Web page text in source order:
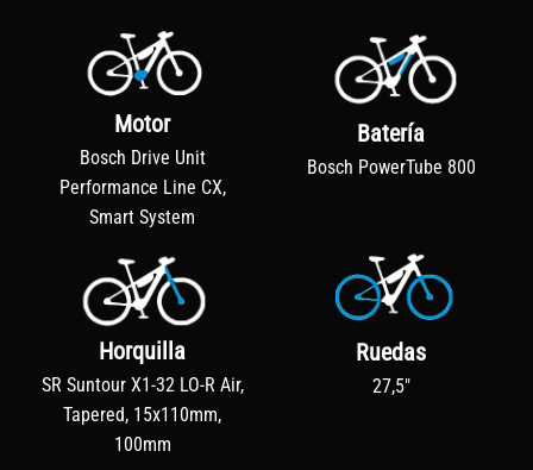
Motor
Bosch Drive Unit
Performance Line CX,
Smart System
Batería
Bosch PowerTube 800
Horquilla
SR Suntour X1-32 LO-R Air,
Tapered, 15x110mm,
100mm
Ruedas
27,5"